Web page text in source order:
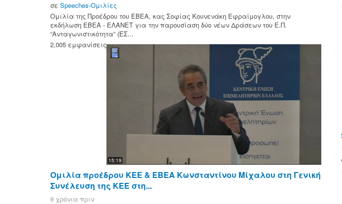
σε Speeches-Ομιλίες
Ομιλία της Προέδρου του ΕΒΕΑ, κας Σοφίας Κουνενάκη Εφραίμογλου, στην
εκδήλωση ΕΒΕΑ - ΕΛΑΝΕΤ για την παρουσίαση δύο νέων Δράσεων του Ε.Π.
“Ανταγωνιστικότητα” (ΕΣ...
2,005 εμφανίσεις
15:19
Ομιλία προέδρου ΚΕΕ & ΕΒΕΑ Κωνσταντίνου Μίχαλου στη Γενική
Συνέλευση της ΚΕΕ στη...
9 χρόνια πριν